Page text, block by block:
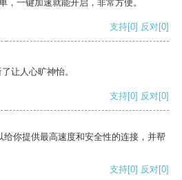
，一键加速就能开启，非常方便。
支持[0] 反对[0]
让人心旷神怡。
支持[0] 反对[0]
你提供最高速度和安全性的连接，并帮
支持[0] 反对[0]